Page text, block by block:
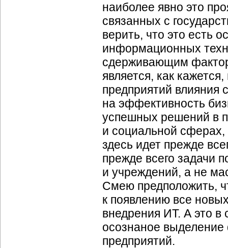
наиболее явно это
связанных с
верить, что это есть
информационных
сдерживающим
является, как
предприятий
на эффективность
успешных решений в
и социальной сферах,
здесь идет прежде
прежде всего задачи
и учреждений, а не
Смею предположить,
к появлению все
внедрения ИТ. А это в
осознаное
предприятий.